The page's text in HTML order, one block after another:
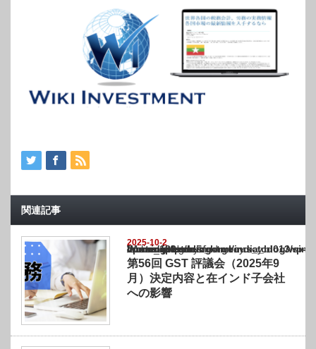
関連記事
2025-10-2
Warning
: Undefined array key "show_category" in
/home/netst/kuno-cpa.co.jp/public_html/india_blog/wp-content/themes/
on line183
第56回 GST 評議会（2025年9
月）決定内容と在インド子会社
への影響